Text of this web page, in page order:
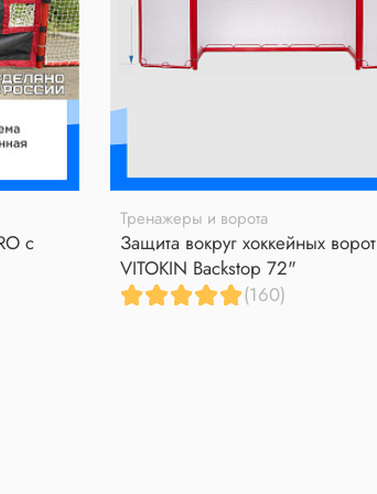
с
Тренажеры и ворота
Защита вокруг хоккейных ворот
VITOKIN Backstop 72"
(160)